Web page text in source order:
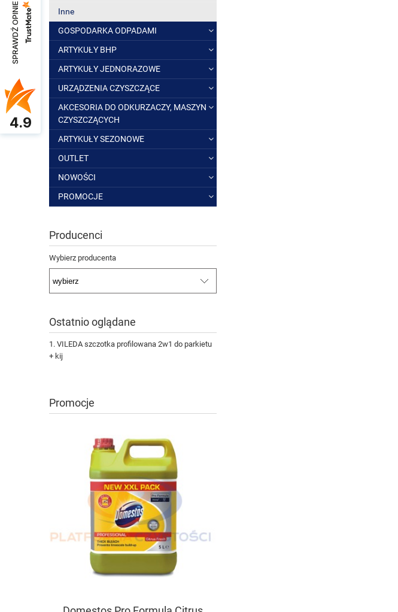
Inne
GOSPODARKA ODPADAMI
ARTYKUŁY BHP
ARTYKUŁY JEDNORAZOWE
URZĄDZENIA CZYSZCZĄCE
AKCESORIA DO ODKURZACZY, MASZYN
CZYSZCZĄCYCH
ARTYKUŁY SEZONOWE
OUTLET
NOWOŚCI
PROMOCJE
Producenci
Wybierz producenta
Ostatnio oglądane
VILEDA szczotka profilowana 2w1 do parkietu
+ kij
Promocje
SPRAWDŹ OPINIE
4.9